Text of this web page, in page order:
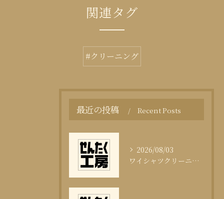
関連タグ
#クリーニング
最近の投稿 Recent Posts
2026/08/03
ワイシャツクリーニング頻度と清潔感の科学